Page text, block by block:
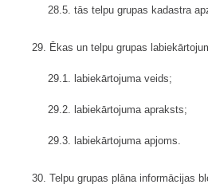
28.5. tās telpu grupas kadastra
29. Ēkas un telpu grupas
29.1. labiekārtojuma veids;
29.2. labiekārtojuma apraksts;
29.3. labiekārtojuma apjoms.
30. Telpu grupas plāna informācijas